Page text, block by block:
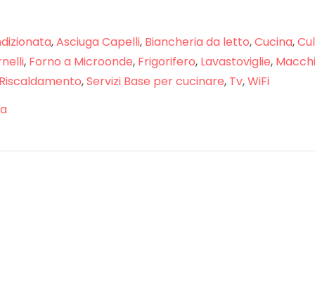
,Asciuga Capelli, Biancheria da letto,Cucina,
, Forno a Microonde, Frigorifero, Lavastoviglie,
Riscaldamento,Servizi Base per cucinare, Tv,WiFi